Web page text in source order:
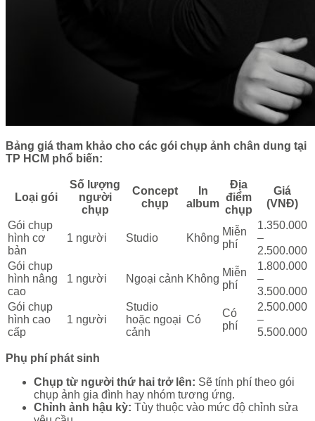
Bảng giá tham khảo cho các gói chụp ảnh chân dung tại
TP HCM phổ biến:
Loại gói
Số lượng
người
chụp
Concept
chụp
In
album
Địa
điểm
chụp
Giá
(VNĐ)
Gói chụp
hình cơ
bản
1 người Studio Không
Miễn
phí
1.350.000
–
2.500.000
Gói chụp
hình nâng
cao
1 người Ngoại cảnh Không
Miễn
phí
1.800.000
–
3.500.000
Gói chụp
hình cao
cấp
1 người
Studio
hoặc ngoại
cảnh
Có
Có
phí
2.500.000
–
5.500.000
Phụ phí phát sinh
Chụp từ người thứ hai trở lên: Sẽ tính phí theo gói
chụp ảnh gia đình hay nhóm tương ứng.
Chỉnh ảnh hậu kỳ: Tùy thuộc vào mức độ chỉnh sửa